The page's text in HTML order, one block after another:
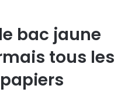
bac jaune
tous les